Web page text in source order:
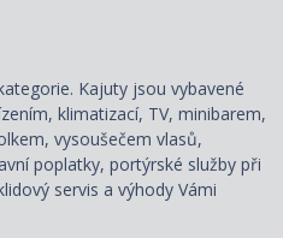
Kajuty jsou vybavené
klimatizací, TV, minibarem,
vysoušečem vlasů,
poplatky, portýrské služby při
servis a výhody Vámi